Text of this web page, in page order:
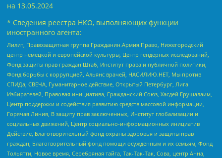
на 13.05.2024
* Сведения реестра НКО, выполняющих функции
иностранного агента:
Лилит, Правозащитная группа Гражданин.Армия.Право, Нижегородский
центр немецкой и европейской культуры, Центр гендерных исследований,
Фонд защиты прав граждан Штаб, Институт права и публичной политики,
Фонд борьбы с коррупцией, Альянс врачей, НАСИЛИЮ.НЕТ, Мы против
СПИДа, СВЕЧА, Гуманитарное действие, Открытый Петербург, Лига
Избирателей, Правовая инициатива, Гражданский Союз, Хасдей Ерушалаим,
Центр поддержки и содействия развитию средств массовой информации,
Горячая Линия, В защиту прав заключенных, Институт глобализации и
социальных движений, Центр социально-информационных инициатив
Действие, Благотворительный фонд охраны здоровья и защиты прав
граждан, Благотворительный фонд помощи осужденным и их семьям, Фонд
Тольятти, Новое время, Серебряная тайга, Так-Так-Так, Сова, центр Анна,